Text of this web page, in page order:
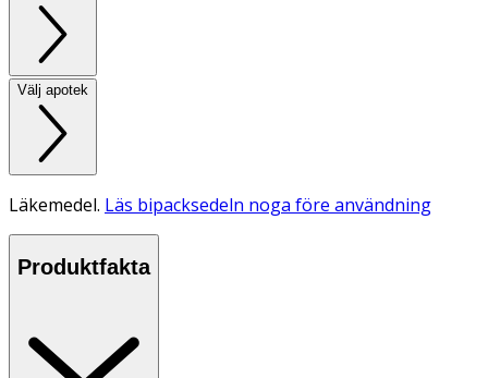
Välj apotek
Läkemedel. Läs bipacksedeln noga före användning
Produktfakta